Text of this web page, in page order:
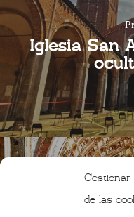
Gestionar
de las
Iglesia San